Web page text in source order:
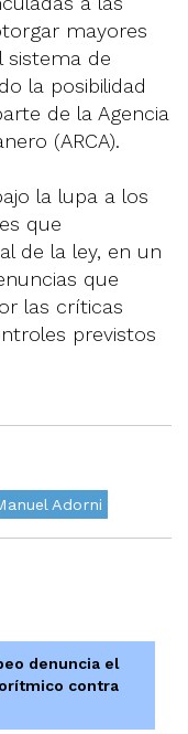
mayores
sistema de
la posibilidad
de la Agencia
(ARCA).
la lupa a los
que
de la ley, en un
que
las críticas
previstos
Adorni
denuncia el
contra